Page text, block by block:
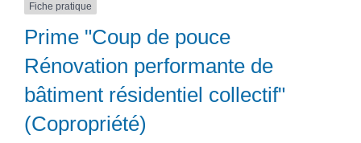
Fiche pratique
Prime "Coup de pouce
Rénovation performante de
bâtiment résidentiel collectif"
(Copropriété)